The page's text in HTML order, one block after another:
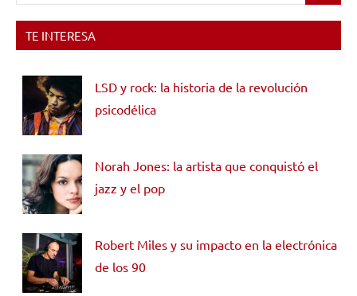
TE INTERESA
LSD y rock: la historia de la revolución
psicodélica
Norah Jones: la artista que conquistó el
jazz y el pop
Robert Miles y su impacto en la electrónica
de los 90